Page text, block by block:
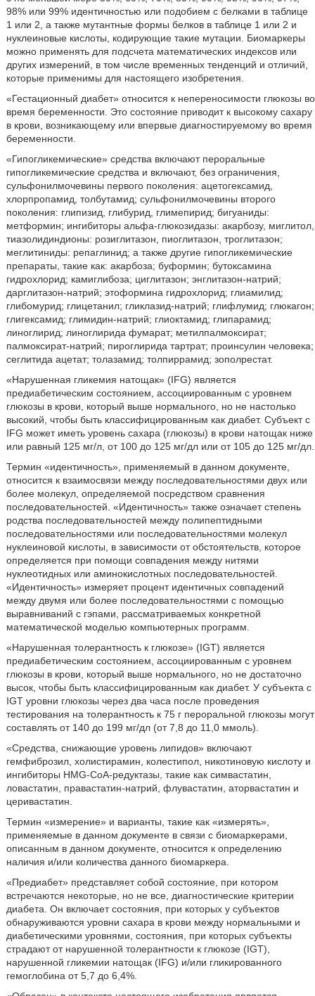
98% или 99% идентичностью или подобием с белками в таблице
1 или 2, а также мутантные формы белков в таблице 1 или 2 и
нуклеиновые кислоты, кодирующие такие мутации. Биомаркеры
можно применять для подсчета математических индексов или
других измерений, в том числе временных тенденций и отличий,
которые применимы для настоящего изобретения.
«Гестационный диабет» относится к непереносимости глюкозы во
время беременности. Это состояние приводит к высокому сахару
в крови, возникающему или впервые диагностируемому во время
беременности.
«Гипогликемические» средства включают пероральные
гипогликемические средства и включают, без ограничения,
сульфонилмочевины первого поколения: ацетогексамид,
хлорпропамид, толбутамид; сульфонилмочевины второго
поколения: глипизид, глибурид, глимепирид; бигуаниды:
метформин; ингибиторы альфа-глюкозидазы: акарбозу, миглитол,
тиазолидиндионы: розиглитазон, пиоглитазон, троглитазон;
меглитиниды: репаглинид; а также другие гипогликемические
препараты, такие как: акарбоза; буформин; бутоксамина
гидрохлорид; камиглибоза; циглитазон; энглитазон-натрий;
дарглитазон-натрий; этоформина гидрохлорид; глиамилид;
глибомурид; глицетанил; гликлазид-натрий; глифлумид; глюкагон;
глигексамид; глимидин-натрий; глиоктамид; глипарамид;
линоглирид; линоглирида фумарат; метилпалмоксират;
палмоксират-натрий; пироглирида тартрат; проинсулин человека;
сеглитида ацетат; толазамид; толпиррамид; зополрестат.
«Нарушенная гликемия натощак» (IFG) является
предиабетическим состоянием, ассоциированным с уровнем
глюкозы в крови, который выше нормального, но не настолько
высокий, чтобы быть классифицированным как диабет. Субъект с
IFG может иметь уровень сахара (глюкозы) в крови натощак ниже
или равный 125 мг/л, от 100 до 125 мг/дл или от 105 до 125 мг/дл.
Термин «идентичность», применяемый в данном документе,
относится к взаимосвязи между последовательностями двух или
более молекул, определяемой посредством сравнения
последовательностей. «Идентичность» также означает степень
родства последовательностей между полипептидными
последовательностями или последовательностями молекул
нуклеиновой кислоты, в зависимости от обстоятельств, которое
определяется при помощи совпадения между нитями
нуклеотидных или аминокислотных последовательностей.
«Идентичность» измеряет процент идентичных совпадений
между двумя или более последовательностями с помощью
выравниваний с гэпами, рассматриваемых конкретной
математической моделью компьютерных программ.
«Нарушенная толерантность к глюкозе» (IGT) является
предиабетическим состоянием, ассоциированным с уровнем
глюкозы в крови, который выше нормального, но не достаточно
высок, чтобы быть классифицированным как диабет. У субъекта с
IGT уровни глюкозы через два часа после проведения
тестирования на толерантность к 75 г пероральной глюкозы могут
составлять от 140 до 199 мг/дл (от 7,8 до 11,0 ммоль).
«Средства, снижающие уровень липидов» включают
гемфиброзил, холистирамин, колестипол, никотиновую кислоту и
ингибиторы HMG-CoA-редуктазы, такие как симвастатин,
ловастатин, правастатин-натрий, флувастатин, аторвастатин и
церивастатин.
Термин «измерение» и варианты, такие как «измерять»,
применяемые в данном документе в связи с биомаркерами,
описанным в данном документе, относится к определению
наличия и/или количества данного биомаркера.
«Предиабет» представляет собой состояние, при котором
встречаются некоторые, но не все, диагностические критерии
диабета. Он включает состояния, при которых у субъектов
обнаруживаются уровни сахара в крови между нормальными и
диабетическими уровнями, состояния, при которых субъекты
страдают от нарушенной толерантности к глюкозе (IGT),
нарушенной гликемии натощак (IFG) и/или гликированного
гемоглобина от 5,7 до 6,4%.